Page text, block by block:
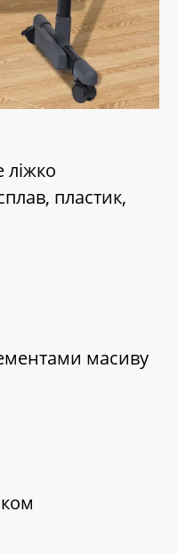
ліжко
пластик,
масиву